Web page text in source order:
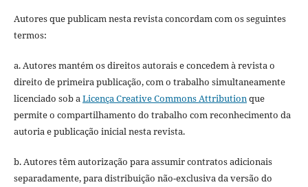
Autores que publicam nesta revista concordam com os seguintes
termos:
a. Autores mantém os direitos autorais e concedem à revista o
direito de primeira publicação, com o trabalho simultaneamente
licenciado sob a Licença Creative Commons Attribution que
permite o compartilhamento do trabalho com reconhecimento da
autoria e publicação inicial nesta revista.
b. Autores têm autorização para assumir contratos adicionais
separadamente, para distribuição não-exclusiva da versão do